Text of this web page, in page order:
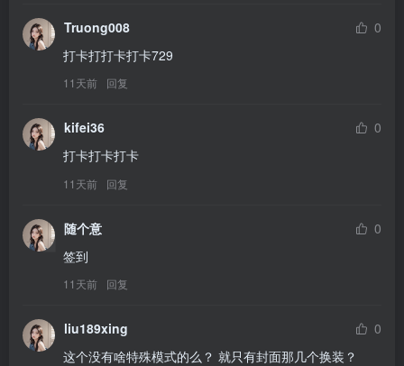
Truong008
0
打卡打打卡打卡729
11天前 回复
kifei36
0
打卡打卡打卡
11天前 回复
随个意
0
签到
11天前 回复
liu189xing
0
这个没有啥特殊模式的么？ 就只有封面那几个换装？